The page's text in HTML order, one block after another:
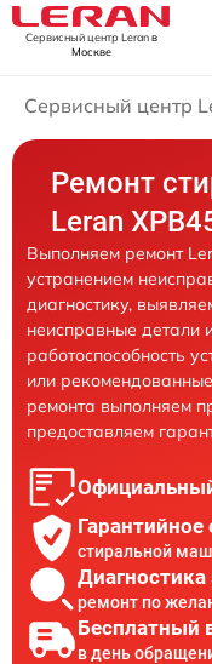
Сервисный центр Leranв
Москве
Сервисный центр
Ремонт
Leran
Выполняем ремонт
устранением
диагностику,
неисправные детали
работоспособность
или
ремонта выполняем
предоставляем
стиральной
Диагностика
ремонт по
Бесплатный
в день